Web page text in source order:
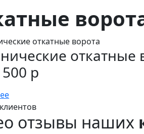
откатные
р
отзывы наших